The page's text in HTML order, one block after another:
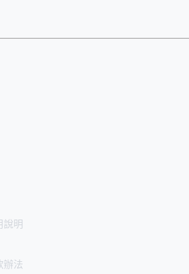
泡沫可以打的越細緻
頻率最高的重要用具。 由於易受磨損、變
說明
辦法